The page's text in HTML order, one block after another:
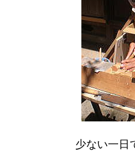
少ない一日